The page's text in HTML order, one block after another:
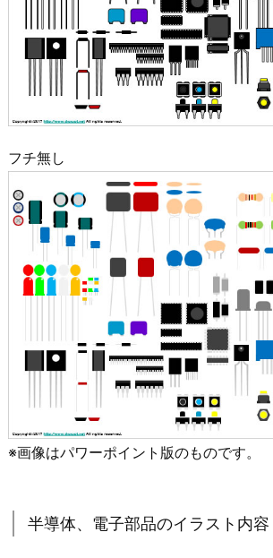
フチ無し
※画像はパワーポイント版のものです。
半導体、電子部品のイラスト内容